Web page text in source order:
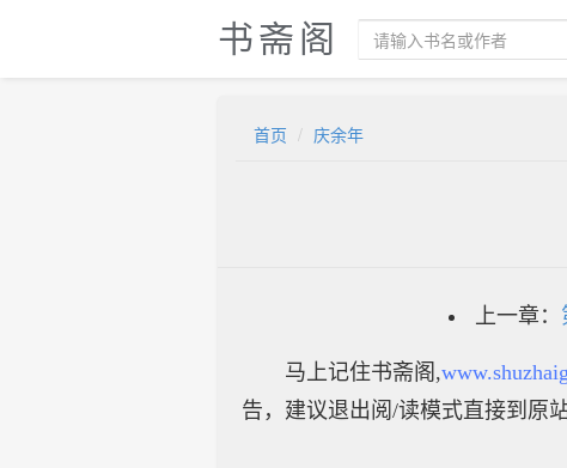
书斋阁
首页 庆余年
上一章：
马上记住书斋阁,
告，建议退出阅/读模式直接到原站